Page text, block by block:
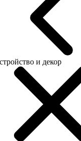
и декор